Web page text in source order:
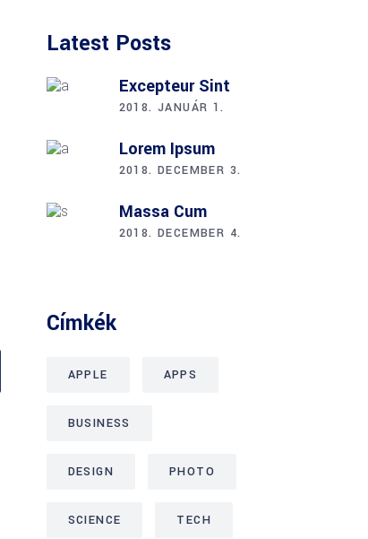
Latest Posts
Excepteur Sint
2018. JANUÁR 1.
Lorem Ipsum
2018. DECEMBER 3.
Massa Cum
2018. DECEMBER 4.
Címkék
APPLE APPS
BUSINESS
DESIGN PHOTO
SCIENCE TECH